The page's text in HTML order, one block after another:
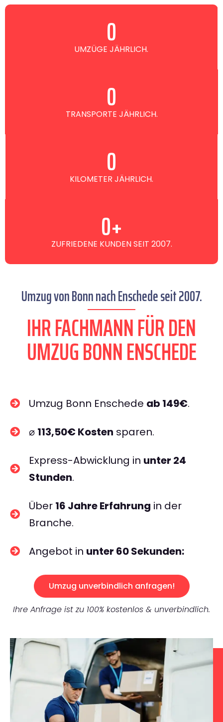
UMZÜGE JÄHRLICH.
0
TRANSPORTE JÄHRLICH.
0
KILOMETER JÄHRLICH.
0
ZUFRIEDENE KUNDEN SEIT 2007.
0+
Umzug von Bonn nach Enschede seit 2007.
IHR FACHMANN FÜR DEN
UMZUG BONN ENSCHEDE
Umzug Bonn Enschede ab 149€.
⌀ 113,50€ Kosten sparen.
Express-Abwicklung in unter 24
Stunden.
Über 16 Jahre Erfahrung in der
Branche.
Angebot in unter 60 Sekunden:
Umzug unverbindlich anfragen!
Ihre Anfrage ist zu 100% kostenlos & unverbindlich.